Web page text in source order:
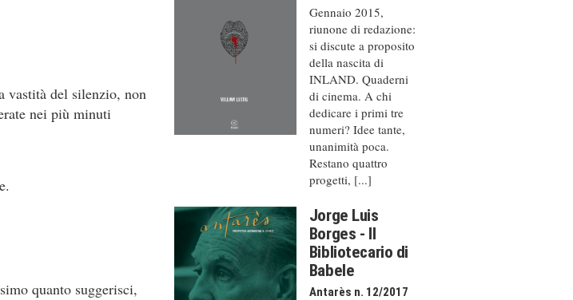
vastità del silenzio, non
nei più minuti
quanto suggerisci,
Gennaio 2015,
riunone di redazione:
si discute a proposito
della nascita di
INLAND. Quaderni
di cinema. A chi
dedicare i primi tre
numeri? Idee tante,
unanimità poca.
Restano quattro
progetti, [...]
Jorge Luis
Borges - Il
Bibliotecario di
Babele
Antarès n. 12/2017